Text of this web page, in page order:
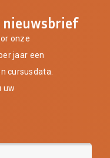
nieuwsbrief
onze
jaar een
cursusdata.
uw